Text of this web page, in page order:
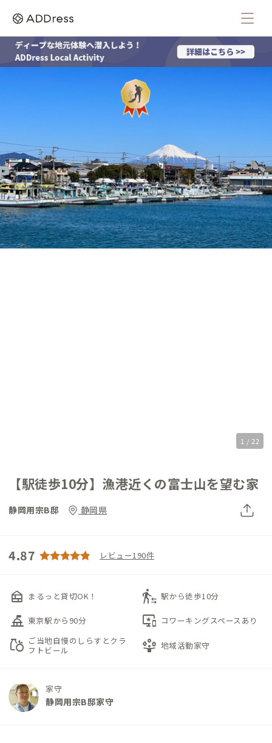
1 / 22
【駅徒歩10分】漁港近くの富士山を望む家
静岡用宗B邸 静岡県
4.87 レビュー190件
nest_multi_room まるっと貸切OK！ transfer_within_a_station 駅から徒歩10分
things_to_do 東京駅から90分 important_devices コワーキングスペースあり
grocery ご当地自慢のしらすとクラ
フトビール
person_play 地域活動家守
家守
静岡用宗B邸家守